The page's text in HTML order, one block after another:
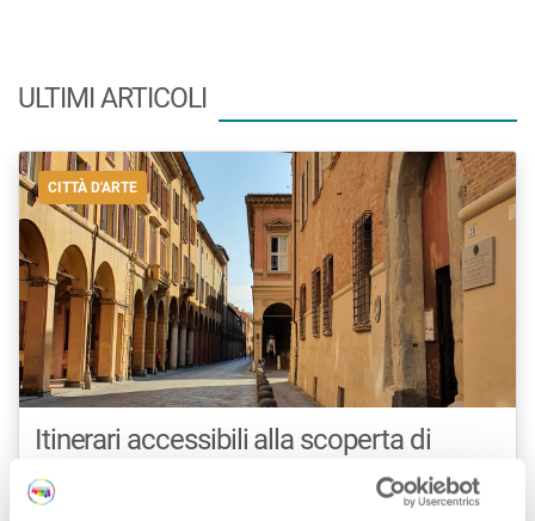
ULTIMI ARTICOLI
CITTÀ D'ARTE
Itinerari accessibili alla scoperta di
Bologna